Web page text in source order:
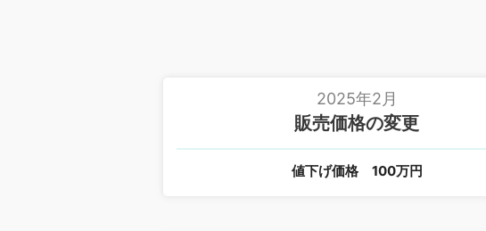
2025年2月
販売価格の変更
値下げ価格 100万円